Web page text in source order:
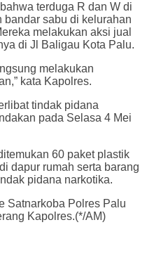
terduga R dan W di
sabu di kelurahan
melakukan aksi jual
di Jl Baligau Kota Palu.
melakukan
kata Kapolres.
tindak pidana
pada Selasa 4 Mei
60 paket plastik
dapur rumah serta barang
pidana narkotika.
Satnarkoba Polres Palu
Kapolres.(*/AM)